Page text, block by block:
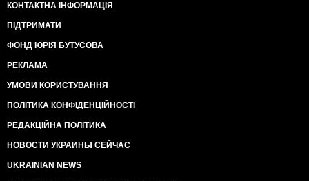
КОНТАКТНА ІНФОРМАЦІЯ
ПІДТРИМАТИ
ФОНД ЮРІЯ БУТУСОВА
РЕКЛАМА
УМОВИ КОРИСТУВАННЯ
ПОЛІТИКА КОНФІДЕНЦІЙНОСТІ
РЕДАКЦІЙНА ПОЛІТИКА
НОВОСТИ УКРАИНЫ СЕЙЧАС
UKRAINIAN NEWS